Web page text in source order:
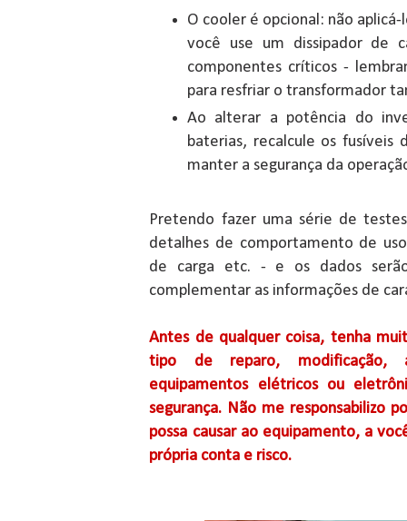
O cooler é opcional: não
você use um dissipador de
componentes críticos -
para resfriar o transformador
Ao alterar a potência do
baterias, recalcule os fusíveis
manter a segurança da
Pretendo fazer uma série de
detalhes de comportamento de
de carga etc. - e os dados
complementar as informações de
Antes de qualquer coisa, tenha
tipo de reparo, modificação,
equipamentos elétricos ou
segurança. Não me responsabilizo
possa causar ao equipamento, a
própria conta e risco.